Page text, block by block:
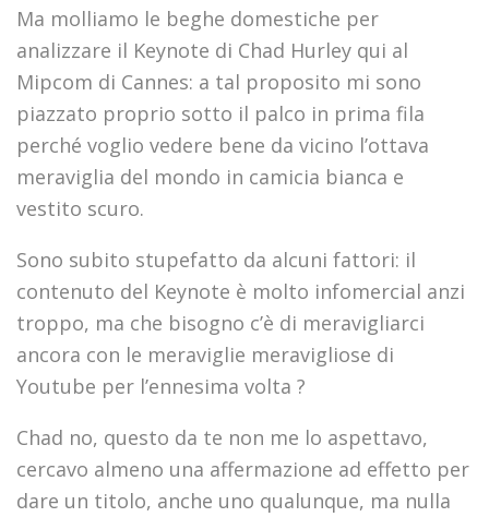
Ma molliamo le beghe domestiche per
analizzare il Keynote di Chad Hurley qui al
Mipcom di Cannes: a tal proposito mi sono
piazzato proprio sotto il palco in prima fila
perché voglio vedere bene da vicino l’ottava
meraviglia del mondo in camicia bianca e
vestito scuro.
Sono subito stupefatto da alcuni fattori: il
contenuto del Keynote è molto infomercial anzi
troppo, ma che bisogno c’è di meravigliarci
ancora con le meraviglie meravigliose di
Youtube per l’ennesima volta ?
Chad no, questo da te non me lo aspettavo,
cercavo almeno una affermazione ad effetto per
dare un titolo, anche uno qualunque, ma nulla